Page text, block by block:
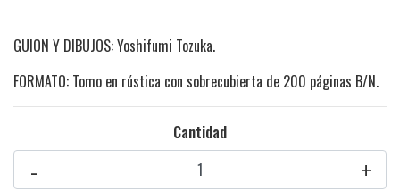
GUION Y DIBUJOS: Yoshifumi Tozuka.
FORMATO: Tomo en rústica con sobrecubierta de 200 páginas B/N.
Cantidad
+
-